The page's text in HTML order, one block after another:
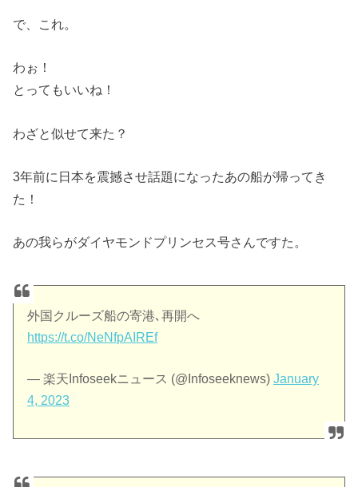
で、これ。
わぉ！
とってもいいね！
わざと似せて来た？
3年前に日本を震撼させ話題になったあの船が帰ってき
た！
あの我らがダイヤモンドプリンセス号さんですた。
外国クルーズ船の寄港､再開へ
https://t.co/NeNfpAIREf
— 楽天Infoseekニュース (@Infoseeknews)January
4, 2023